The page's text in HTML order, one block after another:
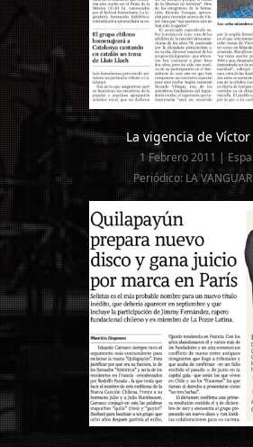
La vigencia de Víctor
1 Febrero 2011 |
Periódico: LA